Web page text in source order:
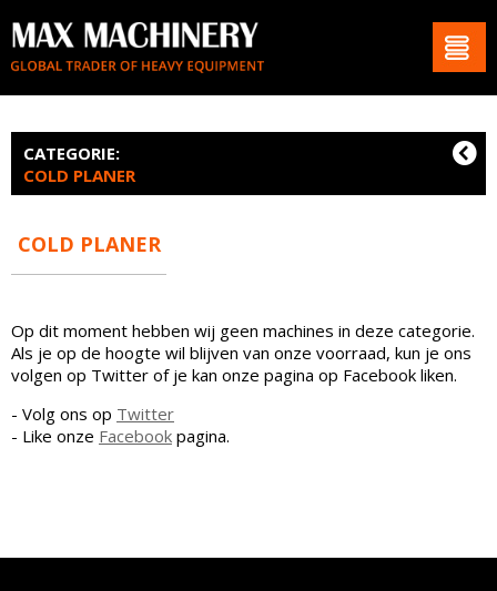
CATEGORIE:
COLD PLANER
COLD PLANER
Op dit moment hebben wij geen machines in deze categorie.
Als je op de hoogte wil blijven van onze voorraad, kun je ons
volgen op Twitter of je kan onze pagina op Facebook liken.
- Volg ons op Twitter
- Like onze Facebook pagina.